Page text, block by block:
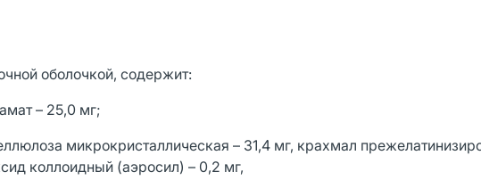
оболочкой, содержит:
– 25,0 мг;
микрокристаллическая – 31,4 мг, крахмал
коллоидный (аэросил) – 0,2 мг,